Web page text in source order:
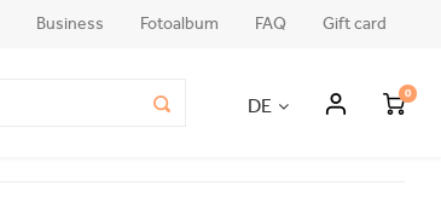
Business Fotoalbum FAQ Gift card
DE
0